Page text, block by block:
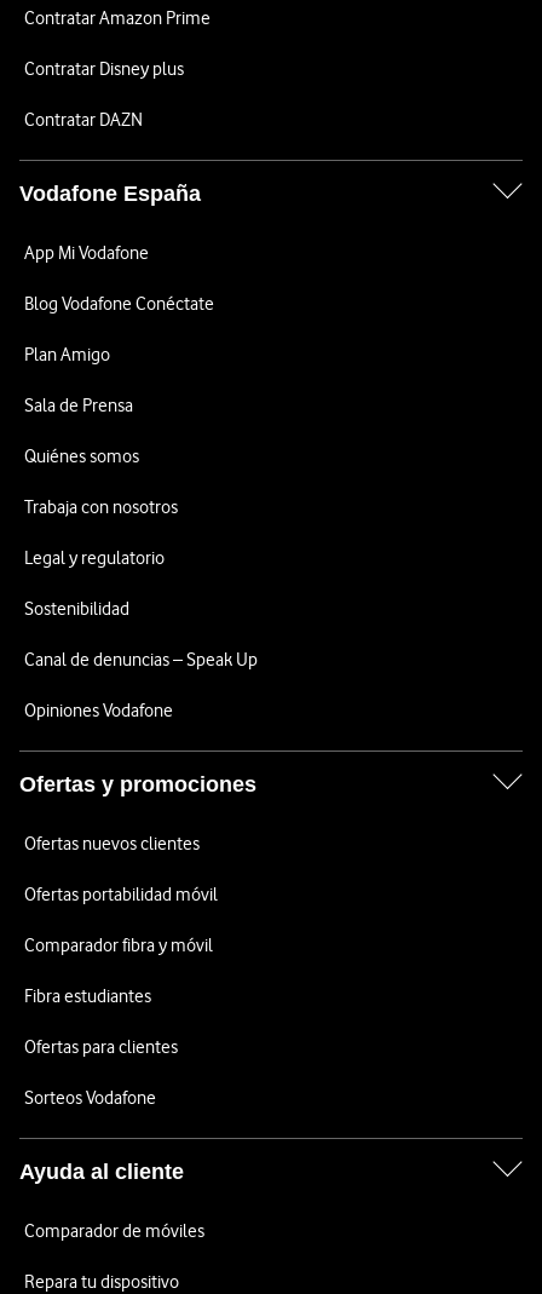
Contratar Amazon Prime
Contratar Disney plus
Contratar DAZN
Vodafone España
App Mi Vodafone
Blog Vodafone Conéctate
Plan Amigo
Sala de Prensa
Quiénes somos
Trabaja con nosotros
Legal y regulatorio
Sostenibilidad
Canal de denuncias – Speak Up
Opiniones Vodafone
Ofertas y promociones
Ofertas nuevos clientes
Ofertas portabilidad móvil
Comparador fibra y móvil
Fibra estudiantes
Ofertas para clientes
Sorteos Vodafone
Ayuda al cliente
Comparador de móviles
Repara tu dispositivo